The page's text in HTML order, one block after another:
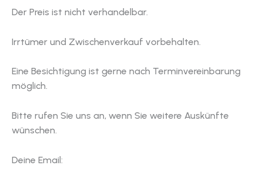
Der Preis ist nicht verhandelbar.
Irrtümer und Zwischenverkauf vorbehalten.
Eine Besichtigung ist gerne nach Terminvereinbarung
möglich.
Bitte rufen Sie uns an, wenn Sie weitere Auskünfte
wünschen.
Deine Email: